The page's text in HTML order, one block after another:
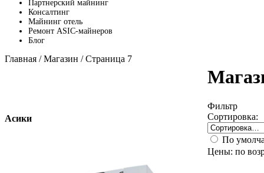
Партнерский майнинг
Консалтинг
Майнинг отель
Ремонт ASIC-майнеров
Блог
Главная /Магазин / Страница 7
Асики
Фильтр
Сортировка:
По
Цены: по